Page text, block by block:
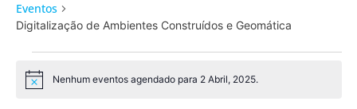
Eventos
Digitalização de Ambientes Construídos e Geomática
Aviso Nenhum eventos agendado para 2 Abril, 2025.